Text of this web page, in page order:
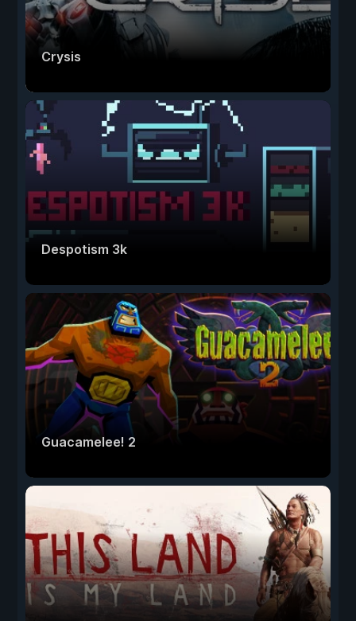
Crysis
Despotism 3k
Guacamelee! 2